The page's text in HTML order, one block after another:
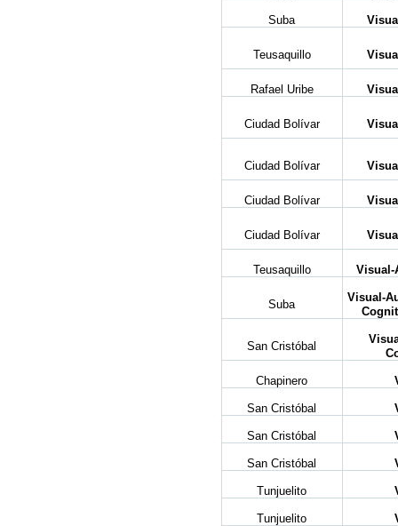
Suba
Teusaquillo
Rafael Uribe
Ciudad Bolívar
Ciudad Bolívar
Ciudad Bolívar
Ciudad Bolívar
Teusaquillo Visual-
Suba
Visual-
San Cristóbal
Chapinero
San Cristóbal
San Cristóbal
San Cristóbal
Tunjuelito
Tunjuelito